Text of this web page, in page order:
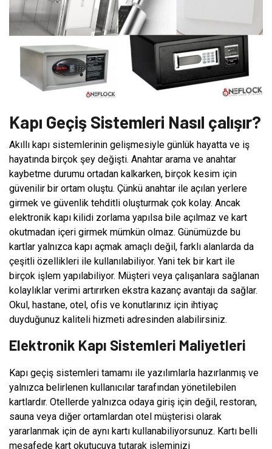
Kapı Geçiş Sistemleri Nasıl çalışır?
Akıllı kapı sistemlerinin gelişmesiyle günlük hayatta ve iş
hayatında birçok şey değişti. Anahtar arama ve anahtar
kaybetme durumu ortadan kalkarken, birçok kesim için
güvenilir bir ortam oluştu. Çünkü anahtar ile açılan yerlere
girmek ve güvenlik tehditli oluşturmak çok kolay. Ancak
elektronik kapı kilidi zorlama yapılsa bile açılmaz ve kart
okutmadan içeri girmek mümkün olmaz. Günümüzde bu
kartlar yalnızca kapı açmak amaçlı değil, farklı alanlarda da
çeşitli özellikleri ile kullanılabiliyor. Yani tek bir kart ile
birçok işlem yapılabiliyor. Müşteri veya çalışanlara sağlanan
kolaylıklar verimi artırırken ekstra kazanç avantajı da sağlar.
Okul, hastane, otel, ofis ve konutlarınız için ihtiyaç
duyduğunuz kaliteli hizmeti adresinden alabilirsiniz.
Elektronik Kapı Sistemleri Maliyetleri
Kapı geçiş sistemleri tamamı ile yazılımlarla hazırlanmış ve
yalnızca belirlenen kullanıcılar tarafından yönetilebilen
kartlardır. Otellerde yalnızca odaya giriş için değil, restoran,
sauna veya diğer ortamlardan otel müşterisi olarak
yararlanmak için de aynı kartı kullanabiliyorsunuz. Kartı belli
mesafede kart okutucuya tutarak işleminizi